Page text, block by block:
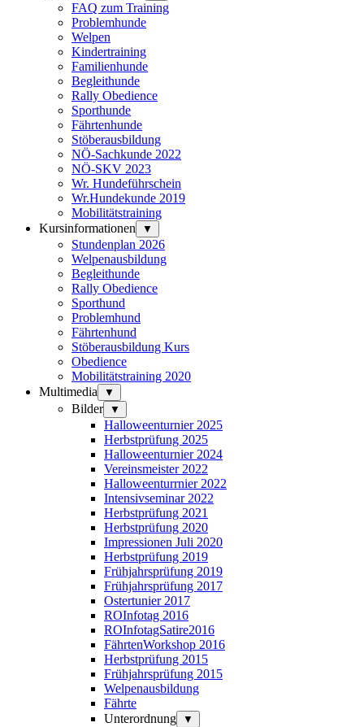
FAQ zum Training
Problemhunde
Welpen
Kindertraining
Familienhunde
Begleithunde
Rally Obedience
Sporthunde
Fährtenhunde
Stöberausbildung
NÖ-Sachkunde 2022
NÖ-SKV 2023
Wr. Hundeführschein
Wr.Hundekunde 2019
Mobilitätstraining
Kursinformationen
▼
Stundenplan 2026
Welpenausbildung
Begleithunde
Rally Obedience
Sporthund
Problemhund
Fährtenhund
Stöberausbildung Kurs
Obedience
Mobilitätstraining 2020
Multimedia
▼
Bilder ▼
Halloweenturnier 2025
Herbstprüfung 2025
Halloweenturnier 2024
Vereinsmeister 2022
Halloweenturrnier 2022
Intensivseminar 2022
Herbstprüfung 2021
Herbstprüfung 2020
Impressionen Juli 2020
Herbstprüfung 2019
Frühjahrsprüfung 2019
Frühjahrsprüfung 2017
Ostertunier 2017
ROInfotag 2016
ROInfotagSatire2016
FährtenWorkshop 2016
Herbstprüfung 2015
Frühjahrsprüfung 2015
Welpenausbildung
Fährte
Unterordnung
▼